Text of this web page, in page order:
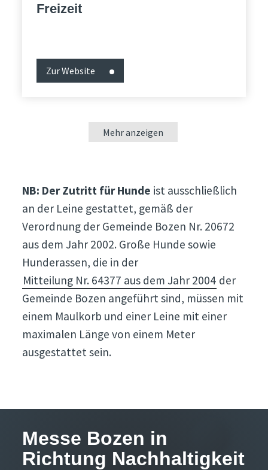
Freizeit
Zur Website
Mehr anzeigen
NB: Der Zutritt für Hunde ist ausschließlich
an der Leine gestattet, gemäß der
Verordnung der Gemeinde Bozen Nr. 20672
aus dem Jahr 2002. Große Hunde sowie
Hunderassen, die in der
Mitteilung Nr. 64377 aus dem Jahr 2004 der
Gemeinde Bozen angeführt sind, müssen mit
einem Maulkorb und einer Leine mit einer
maximalen Länge von einem Meter
ausgestattet sein.
Messe Bozen in
Richtung Nachhaltigkeit